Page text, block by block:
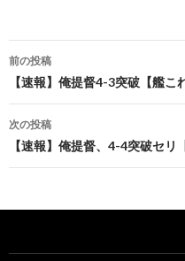
投
稿
ナ
ビ
ー
前の投稿
【速報】俺提督4-3突破【艦こ
次の投稿
【速報】俺提督、4-4突破セリ